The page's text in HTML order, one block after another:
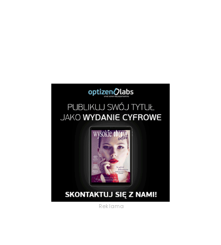
Reklama